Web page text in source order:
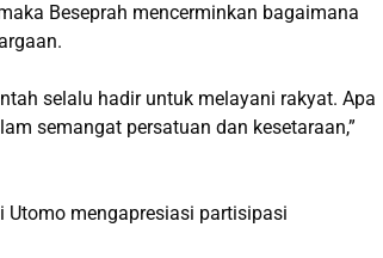
Beseprah mencerminkan bagaimana
selalu hadir untuk melayani rakyat. Apa
semangat persatuan dan kesetaraan,”
Utomo mengapresiasi partisipasi